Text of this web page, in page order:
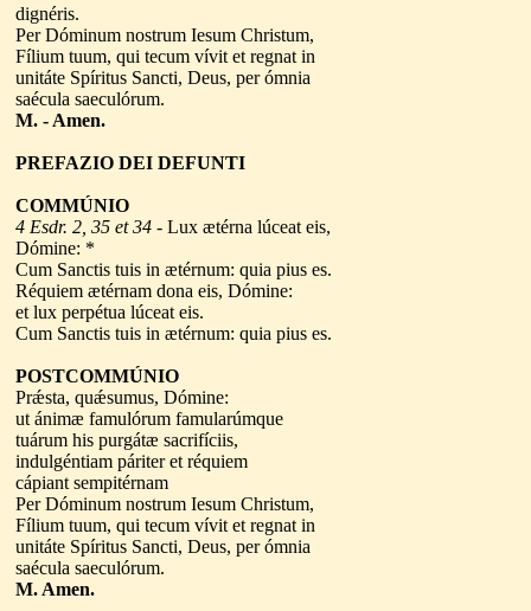
dignéris.
Per Dóminum nostrum Iesum Christum,
Fílium tuum, qui tecum vívit et regnat in
unitáte Spíritus Sancti, Deus, per ómnia
saécula saeculórum.
M. - Amen.
PREFAZIO DEI DEFUNTI
COMMÚNIO
4 Esdr. 2, 35 et 34 - Lux ætérna lúceat eis,
Dómine: *
Cum Sanctis tuis in ætérnum: quia pius es.
Réquiem ætérnam dona eis, Dómine:
et lux perpétua lúceat eis.
Cum Sanctis tuis in ætérnum: quia pius es.
POSTCOMMÚNIO
Prǽsta, quǽsumus, Dómine:
ut ánimæ famulórum famularúmque
tuárum his purgátæ sacrifíciis,
indulgéntiam páriter et réquiem
cápiant sempitérnam
Per Dóminum nostrum Iesum Christum,
Fílium tuum, qui tecum vívit et regnat in
unitáte Spíritus Sancti, Deus, per ómnia
saécula saeculórum.
M. Amen.